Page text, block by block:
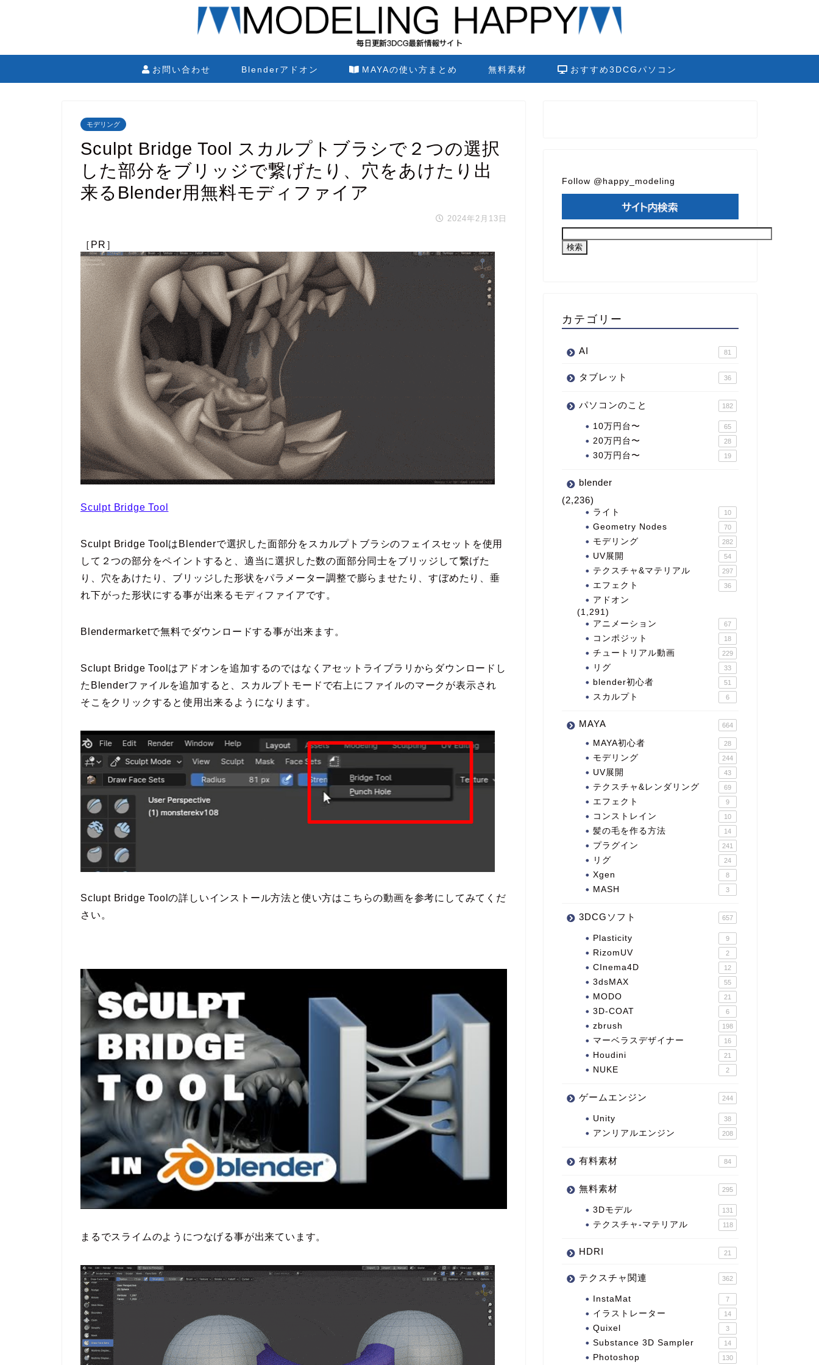
お問い合わせ Blenderアドオン MAYAの使い方まとめ 無料素材 おすすめ3DCGパソコン
モデリング
Sculpt Bridge Tool スカルプトブラシで２つの選択
した部分をブリッジで繋げたり、穴をあけたり出
来るBlender用無料モディファイア
2024年2月13日
［PR］
Sculpt Bridge Tool
Sculpt Bridge ToolはBlenderで選択した面部分をスカルプトブラシのフェイスセットを使用
して２つの部分をペイントすると、適当に選択した数の面部分同士をブリッジして繋げた
り、穴をあけたり、ブリッジした形状をパラメーター調整で膨らませたり、すぼめたり、垂
れ下がった形状にする事が出来るモディファイアです。
Blendermarketで無料でダウンロードする事が出来ます。
Sclupt Bridge Toolはアドオンを追加するのではなくアセットライブラリからダウンロードし
たBlenderファイルを追加すると、スカルプトモードで右上にファイルのマークが表示され
そこをクリックすると使用出来るようになります。
Sclupt Bridge Toolの詳しいインストール方法と使い方はこちらの動画を参考にしてみてくだ
さい。
まるでスライムのようにつなげる事が出来ています。
Follow @happy_modeling
カテゴリー
AI 81
タブレット 36
パソコンのこと 182
10万円台〜 65
20万円台〜 28
30万円台〜 19
blender
(2,236)
ライト 10
Geometry Nodes 70
モデリング 282
UV展開 54
テクスチャ&マテリアル 297
エフェクト 36
アドオン
(1,291)
アニメーション
67
コンポジット 18
チュートリアル動画 229
リグ 33
blender初心者 51
スカルプト 6
MAYA 664
MAYA初心者 28
モデリング 244
UV展開 43
テクスチャ&レンダリング 69
エフェクト 9
コンストレイン 10
髪の毛を作る方法 14
プラグイン 241
リグ 24
Xgen 8
MASH 3
3DCGソフト 657
Plasticity 9
RizomUV 2
CInema4D 12
3dsMAX 55
MODO 21
3D-COAT 6
zbrush 198
マーベラスデザイナー 16
Houdini 21
NUKE 2
ゲームエンジン 244
Unity 38
アンリアルエンジン 208
有料素材 84
無料素材 295
3Dモデル 131
テクスチャ-マテリアル 118
HDRI 21
テクスチャ関連 362
InstaMat 7
イラストレーター 14
Quixel 3
Substance 3D Sampler 14
Photoshop 130